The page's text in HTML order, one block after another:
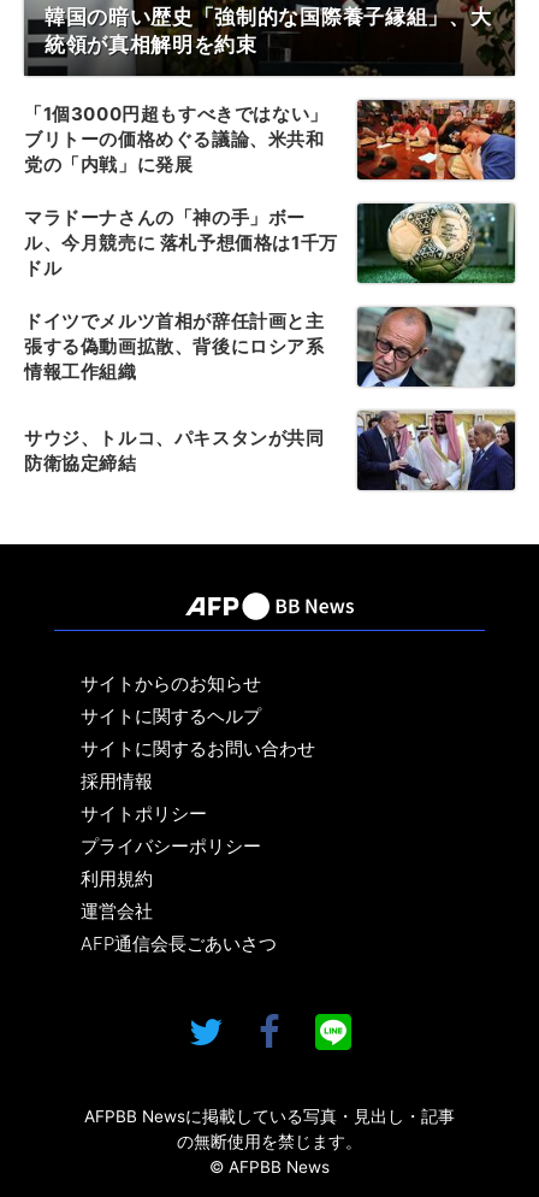
韓国の暗い歴史「強制的な国際養子縁組」、大
統領が真相解明を約束
「1個3000円超もすべきではない」
ブリトーの価格めぐる議論、米共和
党の「内戦」に発展
マラドーナさんの「神の手」ボー
ル、今月競売に 落札予想価格は1千万
ドル
ドイツでメルツ首相が辞任計画と主
張する偽動画拡散、背後にロシア系
情報工作組織
サウジ、トルコ、パキスタンが共同
防衛協定締結
サイトからのお知らせ
サイトに関するヘルプ
サイトに関するお問い合わせ
採用情報
サイトポリシー
プライバシーポリシー
利用規約
運営会社
AFP通信会長ごあいさつ
AFPBB Newsに掲載している写真・見出し・記事
の無断使用を禁じます。
© AFPBB News